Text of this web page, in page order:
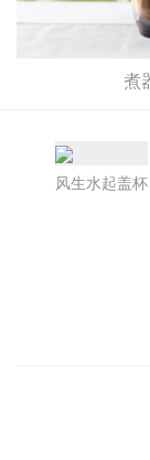
煮
风生水起盖杯